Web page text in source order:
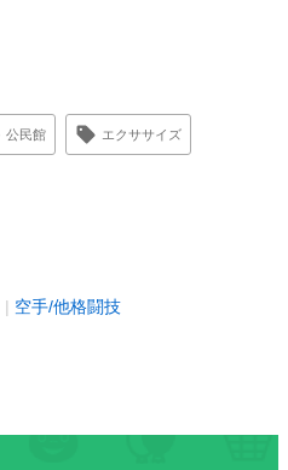
公民館 エクササイズ
空手/他格闘技